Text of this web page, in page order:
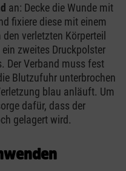
an: Decke die Wunde mit
fixiere diese mit einem
verletzten Körperteil
zweites Druckpolster
Der Verband muss fest
Blutzufuhr unterbrochen
blau anläuft. Um
dafür, dass der
gelagert wird.